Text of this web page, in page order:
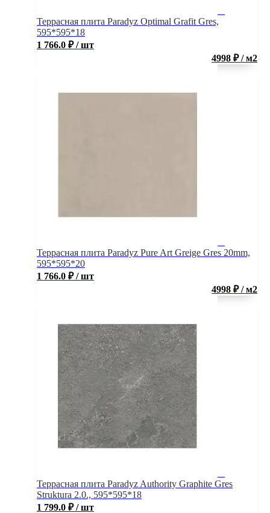
Террасная плита Paradyz Optimal Grafit Gres,
595*595*18
1 766.0 ₽ / шт
4998 ₽ / м2
Террасная плита Paradyz Pure Art Greige Gres 20mm,
595*595*20
1 766.0 ₽ / шт
4998 ₽ / м2
Террасная плита Paradyz Authority Graphite Gres
Struktura 2.0., 595*595*18
1 799.0 ₽ / шт